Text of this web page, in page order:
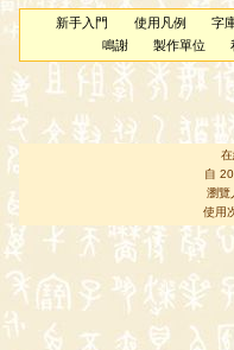
新手入門 使用凡例 字
鳴謝
製作單位
自
瀏覽
使用